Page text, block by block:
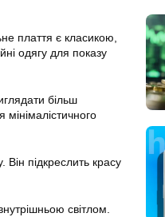
плаття є класикою,
одягу для показу
більш
підкреслить красу
світлом.